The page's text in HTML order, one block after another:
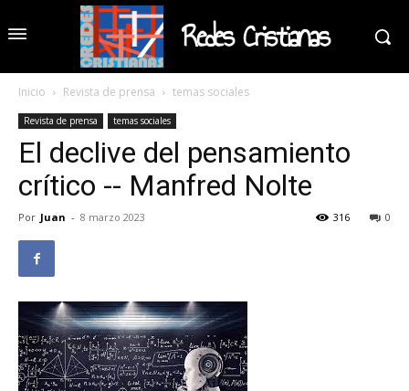
Redes Cristianas
Inicio Revista de prensa temas sociales
Revista de prensa temas sociales
El declive del pensamiento
crítico -- Manfred Nolte
Por Juan - 8 marzo 2023 0
316